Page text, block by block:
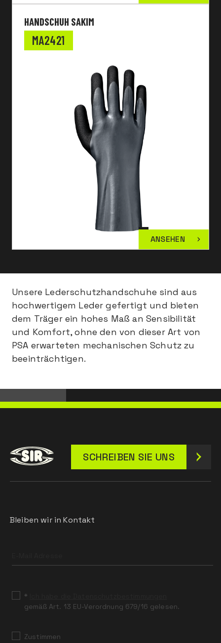
HANDSCHUH SAKIM
MA2421
ANSEHEN
Unsere Lederschutzhandschuhe sind aus
hochwertigem Leder gefertigt und bieten
dem Träger ein hohes Maß an Sensibilität
und Komfort, ohne den von dieser Art von
PSA erwarteten mechanischen Schutz zu
beeinträchtigen.
SCHREIBEN SIE UNS
Bleiben wir in Kontakt
field
*
gemäß Art. 13 EU-Verordnung 679/16 gelesen.
Zustimmen